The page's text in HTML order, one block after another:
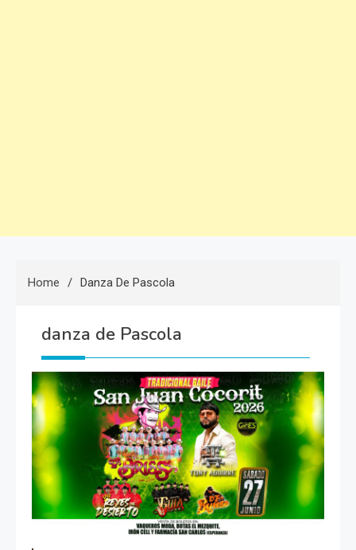
Home Danza De Pascola
danza de Pascola